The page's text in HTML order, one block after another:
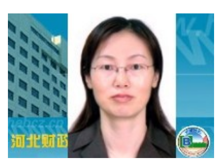
動。 ＊有具體的形象思維，頭腦可想的事..